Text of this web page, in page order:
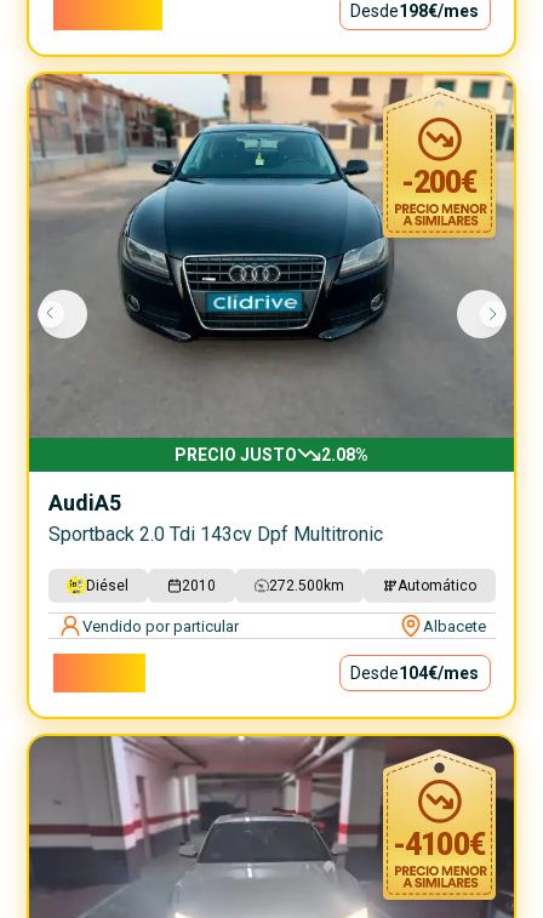
Desde198€/mes
-200€
PRECIO JUSTO 2.08%
AudiA5
Sportback 2.0 Tdi 143cv Dpf Multitronic
Diésel 2010 272.500 km Automático
Vendido por particular Albacete
Desde104€/mes
-4100€